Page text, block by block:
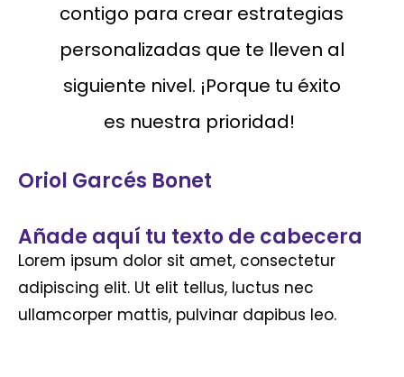
contigo para crear estrategias
personalizadas que te lleven al
siguiente nivel. ¡Porque tu éxito
es nuestra prioridad!
Oriol Garcés Bonet
Añade aquí tu texto de cabecera
Lorem ipsum dolor sit amet, consectetur
adipiscing elit. Ut elit tellus, luctus nec
ullamcorper mattis, pulvinar dapibus leo.